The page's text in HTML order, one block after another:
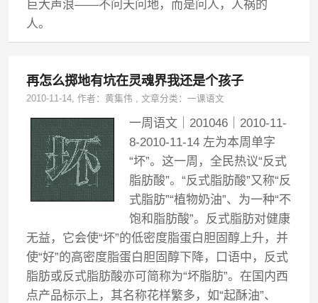
巨大声浪——不问天问地，而是问人，人祸的
人。
再怎么掷地有坑在灵魂界我还是个孩子
2010-11-14, 作者：黄集伟 ,文章分类：一课语文
一周语文｜201046｜2010-11-
8-2010-11-14 左为本周单字
“坏”。这一周，全民热议“反式
脂肪酸”。“反式脂肪酸”又称“反
式脂肪”“植物奶油”、为一种“不
饱和脂肪酸”。反式脂肪对健康
无益，它会使“坏”的低密度脂蛋白胆固醇上升，并
使“好”的高密度脂蛋白胆固醇下降，口语中，反式
脂肪或反式脂肪酸亦可简称为“坏脂肪”。在国内西
点产品标示上，其名称花样繁多，如“起酥油”、